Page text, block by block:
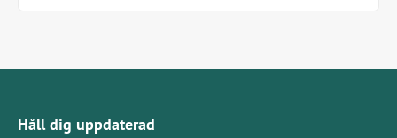
Håll dig uppdaterad